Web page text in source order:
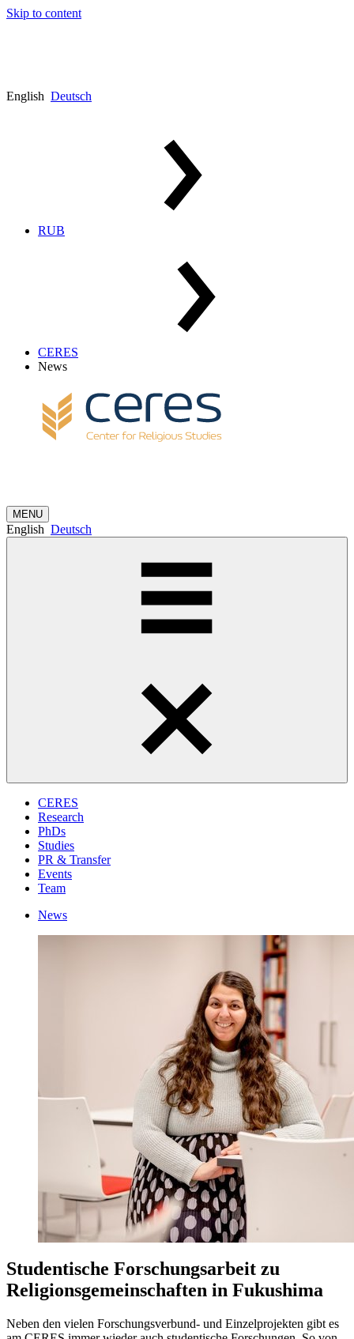
Skip to content
English Deutsch
RUB
CERES
News
MENU
English Deutsch
CERES
Research
PhDs
Studies
PR & Transfer
Events
Team
News
Studentische Forschungsarbeit zu
Religionsgemeinschaften in Fukushima
Neben den vielen Forschungsverbund- und Einzelprojekten gibt es